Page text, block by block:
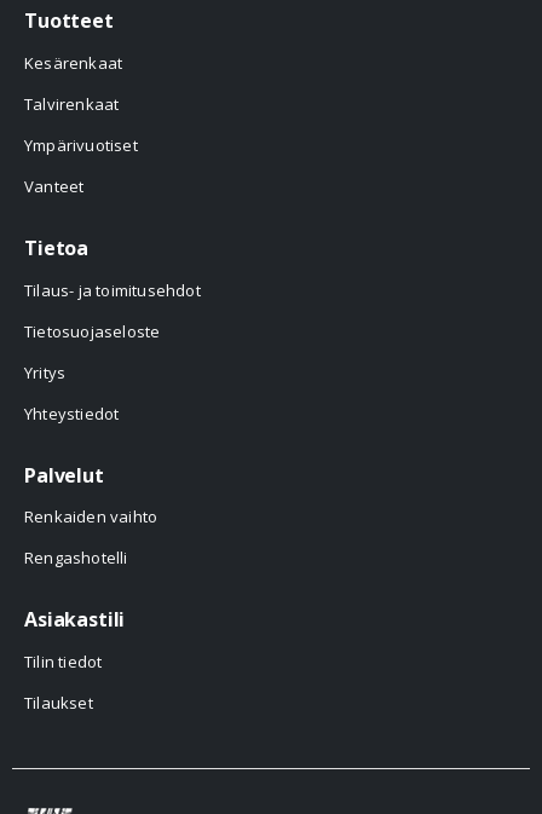
Tuotteet
Kesärenkaat
Talvirenkaat
Ympärivuotiset
Vanteet
Tietoa
Tilaus- ja toimitusehdot
Tietosuojaseloste
Yritys
Yhteystiedot
Palvelut
Renkaiden vaihto
Rengashotelli
Asiakastili
Tilin tiedot
Tilaukset